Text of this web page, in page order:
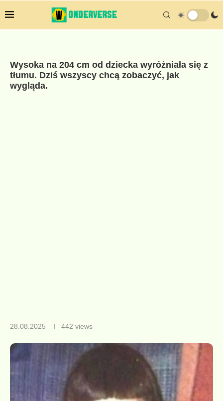
Wysoka na 204 cm od dziecka wyróżniała się z
tłumu. Dziś wszyscy chcą zobaczyć, jak
wygląda.
28.08.2025 442 views